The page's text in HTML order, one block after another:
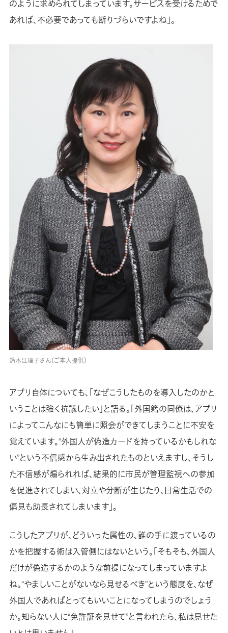
のように求められてしまっています。サービスを受けるためで
あれば、不必要であっても断りづらいですよね」。
鈴木江理子さん（ご本人提供）
アプリ自体についても、「なぜこうしたものを導入したのかと
いうことは強く抗議したい」と語る。「外国籍の同僚は、アプリ
によってこんなにも簡単に照会ができてしまうことに不安を
覚えています。“外国人が偽造カードを持っているかもしれな
い”という不信感から生み出されたものといえますし、そうし
た不信感が煽られれば、結果的に市民が管理監視への参加
を促進されてしまい、対立や分断が生じたり、日常生活での
偏見も助長されてしまいます」。
こうしたアプリが、どういった属性の、誰の手に渡っているの
かを把握する術は入管側にはないという。「そもそも、外国人
だけが偽造するかのような前提になってしまっていますよ
ね。“やましいことがないなら見せるべき”という態度を、なぜ
外国人であればとってもいいことになってしまうのでしょう
か。知らない人に“免許証を見せて”と言われたら、私は見せた